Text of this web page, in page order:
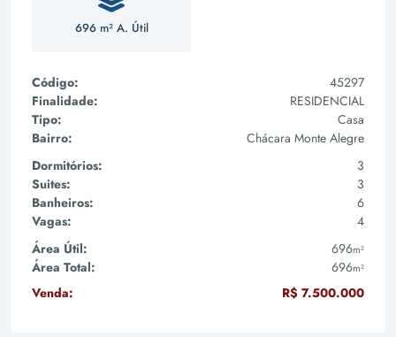
696 m² A. Útil
Código:
45297
Finalidade:
RESIDENCIAL
Tipo:
Casa
Bairro:
Chácara Monte Alegre
Dormitórios:
3
Suites:
3
Banheiros:
6
Vagas:
4
Área Útil:
696m²
Área Total: 696m²
Venda: R$ 7.500.000